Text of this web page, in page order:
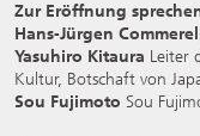
Zur Eröffnung
Hans-Jürgen Commerell
Yasuhiro Kitaura Leiter
Kultur, Botschaft von
Sou Fujimoto Sou